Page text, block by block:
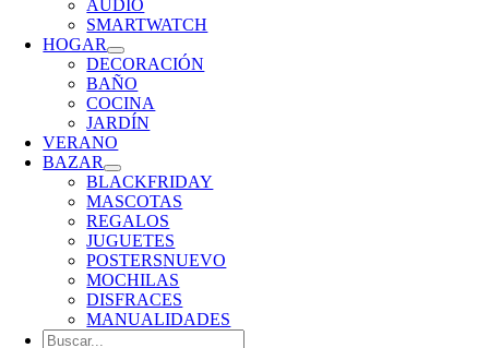
AUDIO
SMARTWATCH
HOGAR
DECORACIÓN
BAÑO
COCINA
JARDÍN
VERANO
BAZAR
BLACKFRIDAY
MASCOTAS
REGALOS
JUGUETES
POSTERSNUEVO
MOCHILAS
DISFRACES
MANUALIDADES
Buscar: